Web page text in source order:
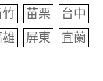
竹 苗栗
台中
雄 屏東
宜蘭